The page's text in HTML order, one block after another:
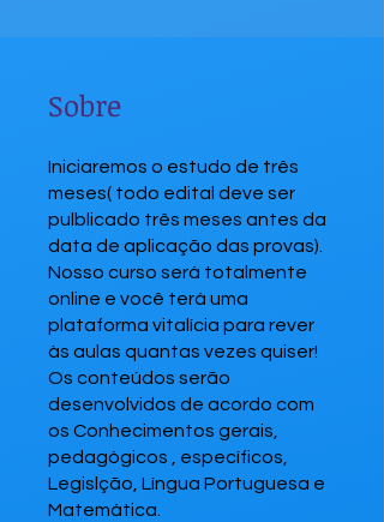
Sobre
Iniciaremos o estudo de três
meses( todo edital deve ser
pulblicado três meses antes da
data de aplicação das provas).
Nosso curso será totalmente
online e você terá uma
plataforma vitalícia para rever
às aulas quantas vezes quiser!
Os conteúdos serão
desenvolvidos de acordo com
os Conhecimentos gerais,
pedagógicos , específicos,
Legislção, Língua Portuguesa e
Matemática.